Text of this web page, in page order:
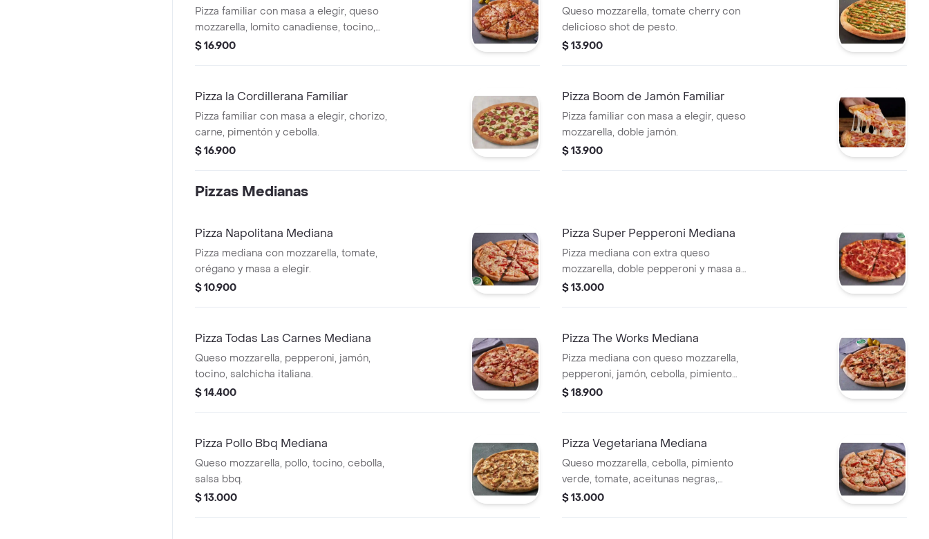
Pizza familiar con masa a elegir, queso
mozzarella, lomito canadiense, tocino,
queso parmesano y romano.
$ 16.900
Queso mozzarella, tomate cherry con
delicioso shot de pesto.
$ 13.900
Pizza la Cordillerana Familiar
Pizza familiar con masa a elegir, chorizo,
carne, pimentón y cebolla.
$ 16.900
Pizza Boom de Jamón Familiar
Pizza familiar con masa a elegir, queso
mozzarella, doble jamón.
$ 13.900
Pizzas Medianas
Pizza Napolitana Mediana
Pizza mediana con mozzarella, tomate,
orégano y masa a elegir.
$ 10.900
Pizza Super Pepperoni Mediana
Pizza mediana con extra queso
mozzarella, doble pepperoni y masa a
elegir.
$ 13.000
Pizza Todas Las Carnes Mediana
Queso mozzarella, pepperoni, jamón,
tocino, salchicha italiana.
$ 14.400
Pizza The Works Mediana
Pizza mediana con queso mozzarella,
pepperoni, jamón, cebolla, pimiento
verde, aceitunas negras, champiñón,
$ 18.900
Pizza Pollo Bbq Mediana
Queso mozzarella, pollo, tocino, cebolla,
salsa bbq.
$ 13.000
Pizza Vegetariana Mediana
Queso mozzarella, cebolla, pimiento
verde, tomate, aceitunas negras,
champiñon.
$ 13.000